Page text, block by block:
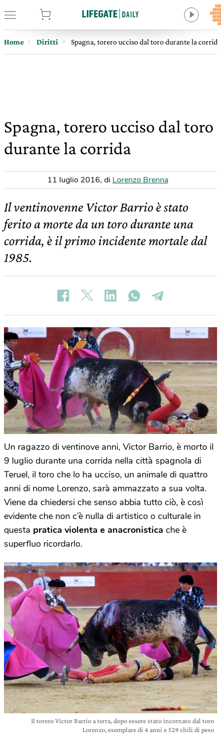
Home Diritti Spagna, torero ucciso dal toro durante la corrida
Spagna, torero ucciso dal toro
durante la corrida
11 luglio 2016, di Lorenzo Brenna
Il ventinovenne Victor Barrio è stato
ferito a morte da un toro durante una
corrida, è il primo incidente mortale dal
1985.
Un ragazzo di ventinove anni, Victor Barrio, è morto il
9 luglio durante una corrida nella città spagnola di
Teruel, il toro che lo ha ucciso, un animale di quattro
anni di nome Lorenzo, sarà ammazzato a sua volta.
Viene da chiedersi che senso abbia tutto ciò, è così
evidente che non c’è nulla di artistico o culturale in
questa pratica violenta e anacronistica che è
superfluo ricordarlo.
Il torero Victor Barrio a terra, dopo essere stato incornato dal toro
Lorenzo, esemplare di 4 anni e 529 chili di peso